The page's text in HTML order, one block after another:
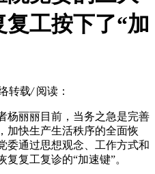
工按下了“加
转载/ 阅读：
杨丽丽目前，当务之急是完善
加快生产生活秩序的全面恢
委通过思想观念、工作方式和
复工复诊的“加速键”。